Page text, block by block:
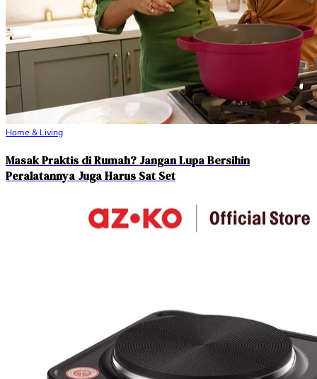
Home & Living
Masak Praktis di Rumah? Jangan Lupa Bersihin
Peralatannya Juga Harus Sat Set